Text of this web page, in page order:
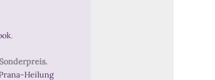
.
Heilung